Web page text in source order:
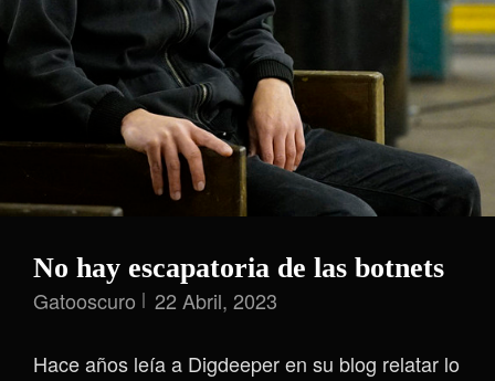
No hay escapatoria de las botnets
Gatooscuro 22 Abril, 2023
Hace años leía a Digdeeper en su blog relatar lo